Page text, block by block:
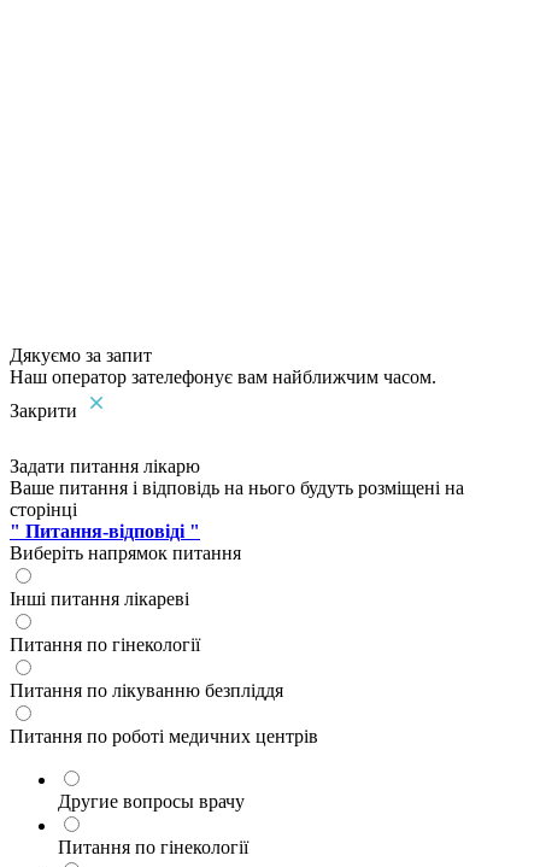
Дякуємо за запит
Наш оператор зателефонує вам найближчим часом.
Закрити
Задати питання лікарю
Ваше питання і відповідь на нього будуть розміщені на
сторінці
" Питання-відповіді "
Виберіть напрямок питання
Інші питання лікареві
Питання по гінекології
Питання по лікуванню безпліддя
Питання по роботі медичних центрів
Другие вопросы врачу
Питання по гінекології